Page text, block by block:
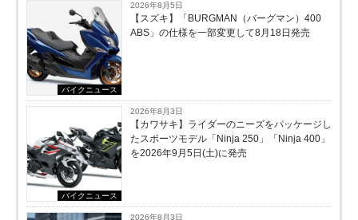
バイクニュース
2026年8月5日
【スズキ】「BURGMAN（バーグマン）400
ABS」の仕様を一部変更して8月18日発売
バイクニュース
2026年8月3日
【カワサキ】ライダーのニーズをパッケージし
たスポーツモデル「Ninja 250」「Ninja 400」
を2026年9月5日(土)に発売
2026年8月3日